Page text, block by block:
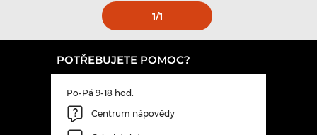
1/1
POTŘEBUJETE POMOC?
Po-Pá 9-18 hod.
Centrum nápovědy